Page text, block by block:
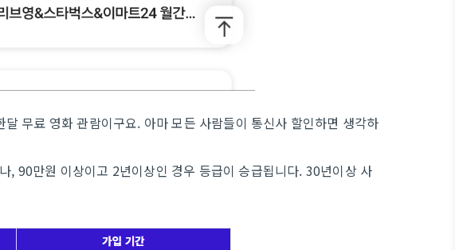
무료 영화 관람이구요. 아마 모든 사람들이 통신사 할인하면 생각하
, 90만원 이상이고 2년이상인 경우 등급이 승급됩니다. 30년이상 사